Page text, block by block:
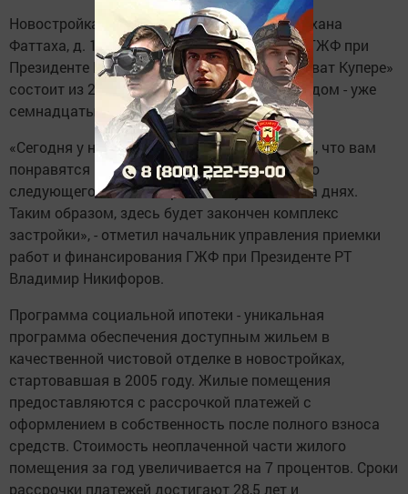
Новостройка находится по адресу: ул. Нурихана
Фаттаха, д. 17/4. Застройщиком выступил ГЖФ при
Президенте РТ. Всего первая очередь «Салават Купере»
состоит из 22 домов на 6426 квартир. Этот дом - уже
семнадцатый по счету.
«Сегодня у нас большой праздник. Надеюсь, что вам
понравятся новые квартиры. Строительство
следующего дома завершится буквально на днях.
Таким образом, здесь будет закончен комплекс
застройки», - отметил начальник управления приемки
работ и финансирования ГЖФ при Президенте РТ
Владимир Никифоров.
Программа социальной ипотеки - уникальная
программа обеспечения доступным жильем в
качественной чистовой отделке в новостройках,
стартовавшая в 2005 году. Жилые помещения
предоставляются с рассрочкой платежей с
оформлением в собственность после полного взноса
средств. Стоимость неоплаченной части жилого
помещения за год увеличивается на 7 процентов. Сроки
рассрочки платежей достигают 28,5 лет и